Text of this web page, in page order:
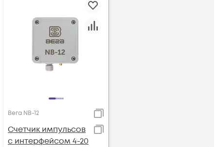
Вега NB-12
Счетчик импульсов
с интерфейсом 4-20